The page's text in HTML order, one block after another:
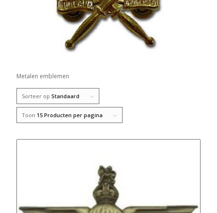
Metalen emblemen
Sorteer op Standaard
Toon 15 Producten per pagina